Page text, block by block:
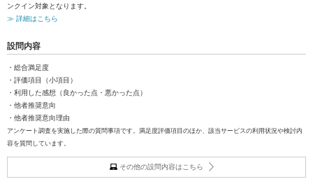
ンクイン対象となります。
≫ 詳細はこちら
設問内容
・総合満足度
・評価項目（小項目）
・利用した感想（良かった点・悪かった点）
・他者推奨意向
・他者推奨意向理由
アンケート調査を実施した際の質問事項です。満足度評価項目のほか、該当サービスの利用状況や検討内
容を質問しています。
その他の設問内容はこちら